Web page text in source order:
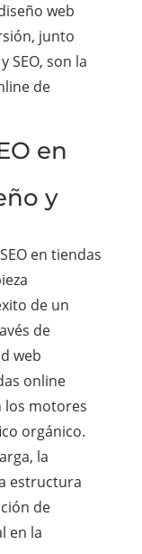
web
junto
SEO, son la
de
en
y
en tiendas
de un
de
web
online
los motores
orgánico.
la
estructura
de
en la